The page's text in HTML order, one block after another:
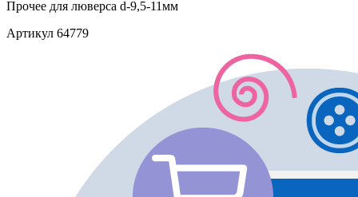
Прочее для люверса d-9,5-11мм
Артикул 64779